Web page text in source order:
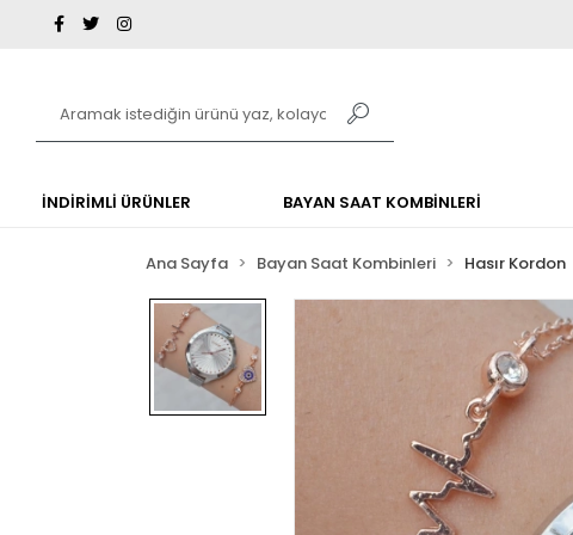
İNDİRİMLİ ÜRÜNLER BAYAN SAAT KOMBİNLERİ
Ana Sayfa Bayan Saat Kombinleri Hasır Kordon